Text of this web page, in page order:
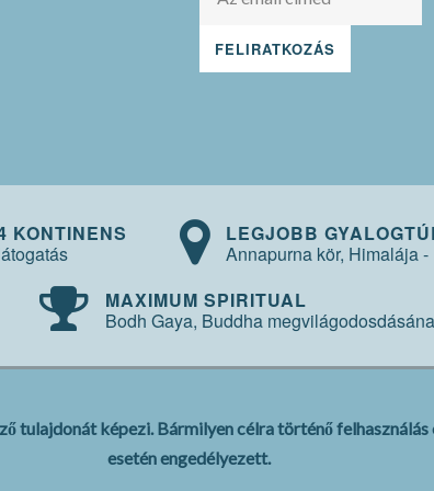
KONTINENS
LEGJOBB
Annapurna kör, Himalája
MAXIMUM SPIRITUAL
Bodh Gaya, Buddha
tulajdonát képezi. Bármilyen célra történő
esetén engedélyezett.